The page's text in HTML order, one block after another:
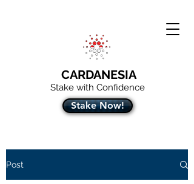
CARDANESIA
Stake with Confidence
Stake Now!
Post